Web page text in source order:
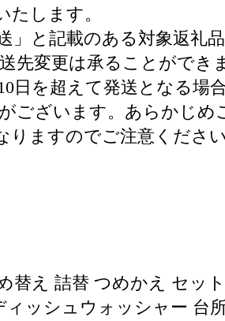
します。
と記載のある対象返礼
先変更は承ることができ
を超えて発送となる場
ざいます。あらかじめ
りますのでご注意ください
替え 詰替 つめかえ セッ
ッシュウォッシャー 台